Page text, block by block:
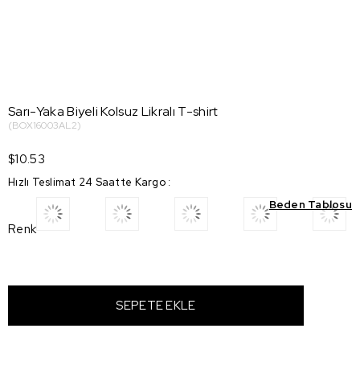
Sarı-Yaka Biyeli Kolsuz Likralı T-shirt
(BOX16003AL2)
$10.53
Hızlı Teslimat 24 Saatte Kargo :
Beden Tablosu
Renk